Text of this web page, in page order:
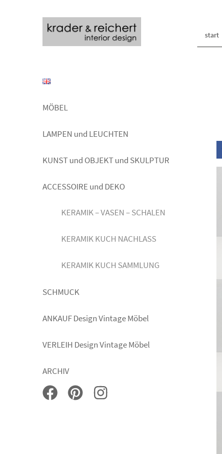
MÖBEL
LAMPEN und LEUCHTEN
KUNST und OBJEKT und SKULPTUR
ACCESSOIRE und DEKO
KERAMIK – VASEN – SCHALEN
KERAMIK KUCH NACHLASS
KERAMIK KUCH SAMMLUNG
SCHMUCK
ANKAUF Design Vintage Möbel
VERLEIH Design Vintage Möbel
ARCHIV
start